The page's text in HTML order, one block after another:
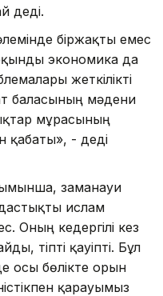
деді.
біржақты емес
экономика да
жеткілікті
баласының мәдени
мұрасының
қабаты», - деді
заманауи
ислам
Оның кедергілі кез
тіпті қауіпті. Бұл
осы бөлікте орын
қарауымыз